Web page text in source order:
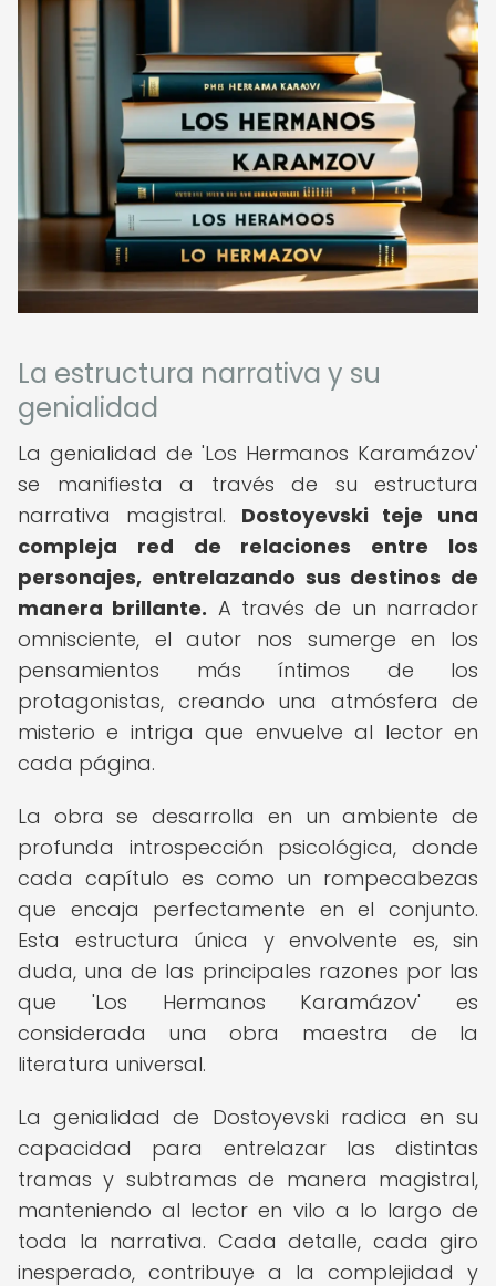
La estructura narrativa y su
genialidad
La genialidad de 'Los Hermanos Karamázov'
se manifiesta a través de su estructura
narrativa magistral. Dostoyevski teje una
compleja red de relaciones entre los
personajes, entrelazando sus destinos de
manera brillante. A través de un narrador
omnisciente, el autor nos sumerge en los
pensamientos más íntimos de los
protagonistas, creando una atmósfera de
misterio e intriga que envuelve al lector en
cada página.
La obra se desarrolla en un ambiente de
profunda introspección psicológica, donde
cada capítulo es como un rompecabezas
que encaja perfectamente en el conjunto.
Esta estructura única y envolvente es, sin
duda, una de las principales razones por las
que 'Los Hermanos Karamázov' es
considerada una obra maestra de la
literatura universal.
La genialidad de Dostoyevski radica en su
capacidad para entrelazar las distintas
tramas y subtramas de manera magistral,
manteniendo al lector en vilo a lo largo de
toda la narrativa. Cada detalle, cada giro
inesperado, contribuye a la complejidad y